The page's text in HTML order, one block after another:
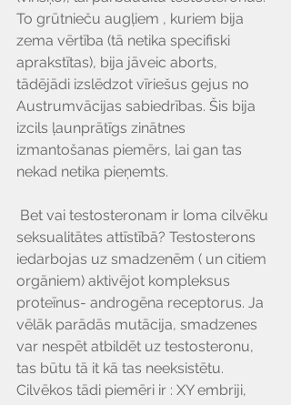
To grūtnieču augļiem , kuriem bija
zema vērtība (tā netika specifiski
aprakstītas), bija jāveic aborts,
tādējādi izslēdzot vīriešus gejus no
Austrumvācijas sabiedrības. Šis bija
izcils ļaunprātīgs zinātnes
izmantošanas piemērs, lai gan tas
nekad netika pieņemts.
seksualitātes attīstībā? Testosterons
iedarbojas uz smadzenēm ( un citiem
orgāniem) aktivējot kompleksus
proteīnus- androgēna receptorus. Ja
vēlāk parādās mutācija, smadzenes
var nespēt atbildēt uz testosteronu,
tas būtu tā it kā tas neeksistētu.
Cilvēkos tādi piemēri ir : XY embriji,